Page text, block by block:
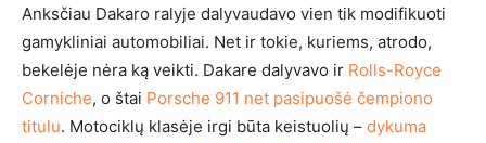
Anksčiau Dakaro ralyje dalyvaudavo vien tik modifikuoti
gamykliniai automobiliai. Net ir tokie, kuriems, atrodo,
bekelėje nėra ką veikti. Dakare dalyvavo ir Rolls-Royce
Corniche, o štai Porsche 911 net pasipuošė čempiono
titulu. Motociklų klasėje irgi būta keistuolių – dykuma